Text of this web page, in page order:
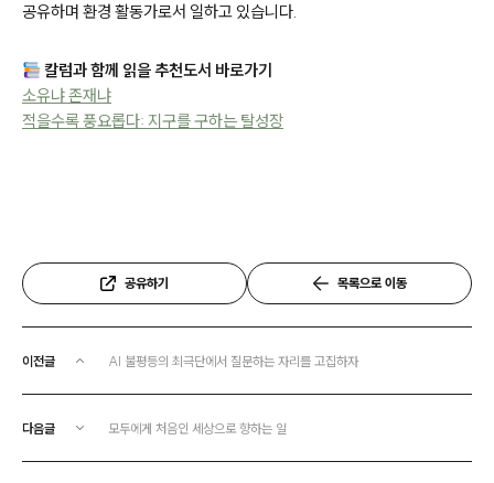
공유하며 환경 활동가로서 일하고 있습니다.
칼럼과 함께 읽을 추천도서 바로가기
소유냐 존재냐
적을수록 풍요롭다: 지구를 구하는 탈성장
공유하기 목록으로 이동
이전글 AI 불평등의 최극단에서 질문하는 자리를 고집하자
다음글 모두에게 처음인 세상으로 향하는 일